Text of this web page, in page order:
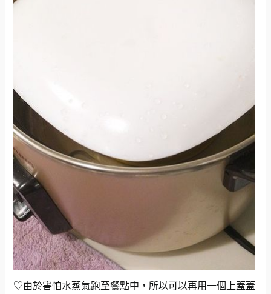
♡由於害怕水蒸氣跑至餐點中，所以可以再用一個上蓋蓋